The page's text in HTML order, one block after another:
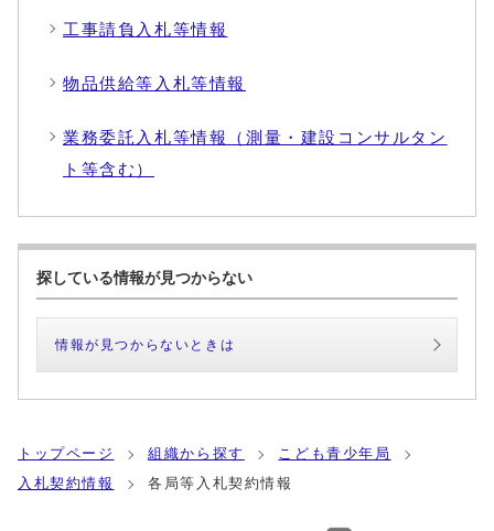
工事請負入札等情報
物品供給等入札等情報
業務委託入札等情報（測量・建設コンサルタン
ト等含む）
探している情報が見つからない
情報が見つからないときは
トップページ 組織から探す
こども青少年局
入札契約情報
各局等入札契約情報